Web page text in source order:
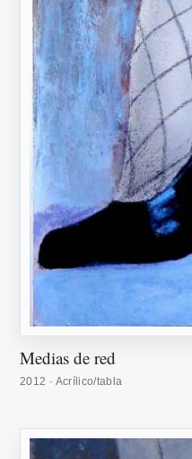
Medias de red
2012 · Acrílico/tabla